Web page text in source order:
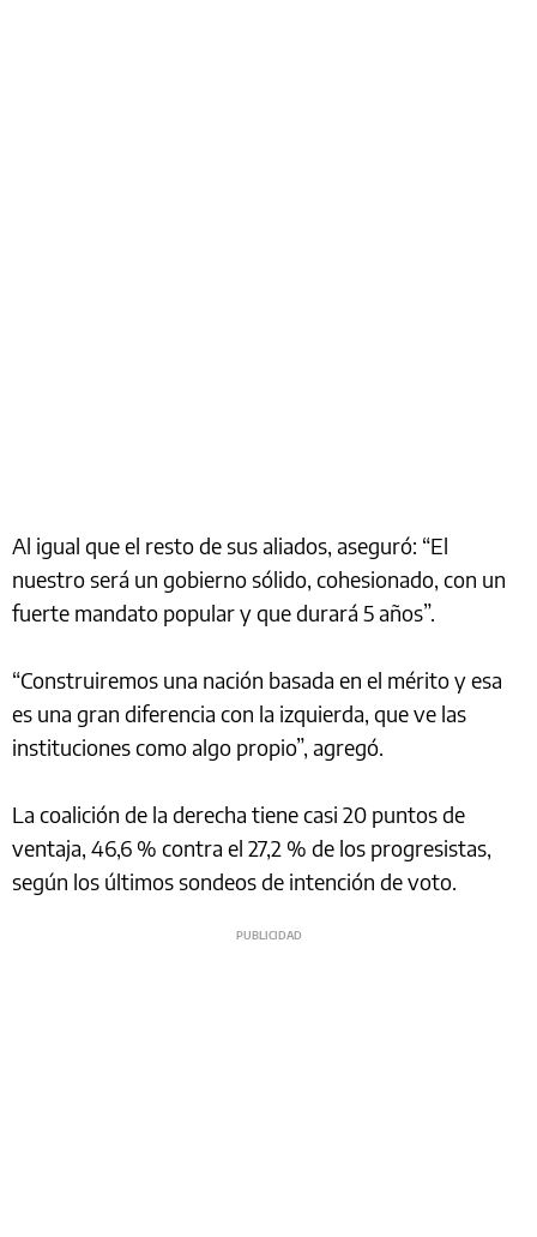
Al igual que el resto de sus aliados, aseguró: “El
nuestro será un gobierno sólido, cohesionado, con un
fuerte mandato popular y que durará 5 años”.
“Construiremos una nación basada en el mérito y esa
es una gran diferencia con la izquierda, que ve las
instituciones como algo propio”, agregó.
La coalición de la derecha tiene casi 20 puntos de
ventaja, 46,6 % contra el 27,2 % de los progresistas,
según los últimos sondeos de intención de voto.